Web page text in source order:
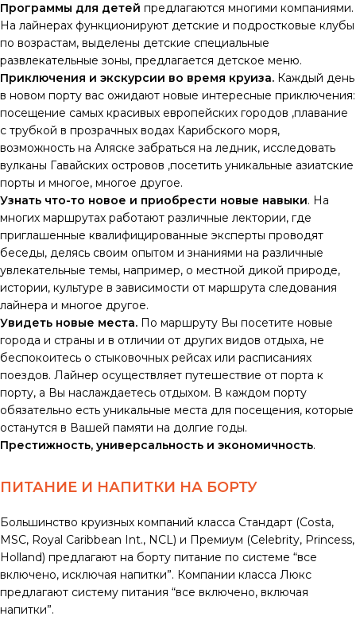
Программы для детей предлагаются многими компаниями.
На лайнерах функционируют детские и подростковые клубы
по возрастам, выделены детские специальные
развлекательные зоны, предлагается детское меню.
Приключения и экскурсии во время круиза. Каждый день
в новом порту вас ожидают новые интересные приключения:
посещение самых красивых европейских городов ,плавание
с трубкой в прозрачных водах Карибского моря,
возможность на Аляске забраться на ледник, исследовать
вулканы Гавайских островов ,посетить уникальные азиатские
порты и многое, многое другое.
Узнать что-то новое и приобрести новые навыки. На
многих маршрутах работают различные лектории, где
приглашенные квалифицированные эксперты проводят
беседы, делясь своим опытом и знаниями на различные
увлекательные темы, например, о местной дикой природе,
истории, культуре в зависимости от маршрута следования
лайнера и многое другое.
Увидеть новые места. По маршруту Вы посетите новые
города и страны и в отличии от других видов отдыха, не
беспокоитесь о стыковочных рейсах или расписаниях
поездов. Лайнер осуществляет путешествие от порта к
порту, а Вы наслаждаетесь отдыхом. В каждом порту
обязательно есть уникальные места для посещения, которые
останутся в Вашей памяти на долгие годы.
Престижность, универсальность и экономичность.
ПИТАНИЕ И НАПИТКИ НА БОРТУ
Большинство круизных компаний класса Стандарт (Costa,
MSC, Royal Caribbean Int., NCL) и Премиум (Celebrity, Princess,
Holland) предлагают на борту питание по системе “все
включено, исключая напитки”. Компании класса Люкс
предлагают систему питания “все включено, включая
напитки”.